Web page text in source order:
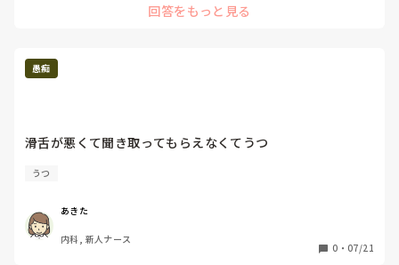
腹立たしい部分が多いかとは思いますが、もう一度責任者の方
回答をもっと見る
愚痴
滑舌が悪くて聞き取ってもらえなくてうつ
うつ
あきた
内科, 新人ナース
0 ・ 07/21